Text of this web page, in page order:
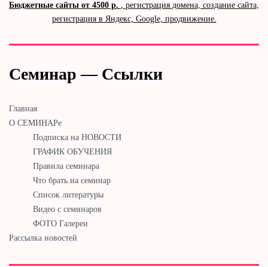
Бюджетные сайты от 4500 р. , регистрация домена, создание сайта,
регистрация в Яндекс, Google, продвижение.
Семинар — Ссылки
Главная
О СЕМИНАРе
Подписка на НОВОСТИ
ГРАФИК ОБУЧЕНИЯ
Правила семинара
Что брать на семинар
Список литературы
Видео с семинаров
ФОТО Галереи
Рассылка новостей